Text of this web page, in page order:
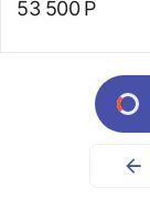
53 500 Р